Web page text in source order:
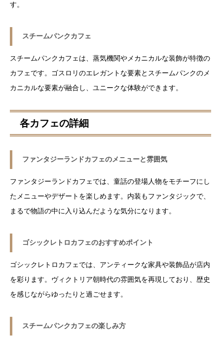
す。
スチームパンクカフェ
スチームパンクカフェは、蒸気機関やメカニカルな装飾が特徴の
カフェです。ゴスロリのエレガントな要素とスチームパンクのメ
カニカルな要素が融合し、ユニークな体験ができます。
各カフェの詳細
ファンタジーランドカフェのメニューと雰囲気
ファンタジーランドカフェでは、童話の登場人物をモチーフにし
たメニューやデザートを楽しめます。内装もファンタジックで、
まるで物語の中に入り込んだような気分になります。
ゴシックレトロカフェのおすすめポイント
ゴシックレトロカフェでは、アンティークな家具や装飾品が店内
を彩ります。ヴィクトリア朝時代の雰囲気を再現しており、歴史
を感じながらゆったりと過ごせます。
スチームパンクカフェの楽しみ方